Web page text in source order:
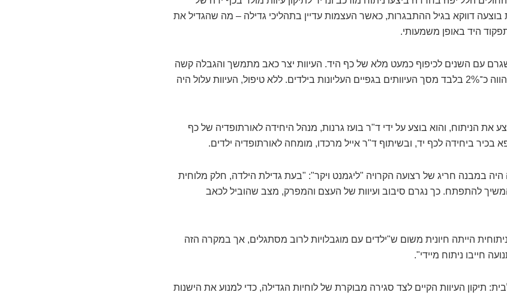
בוצעה דווקא בגיל ההתבגרות, כאשר העצמות עדיין בתהליכי גדילה – מה שהגדיל את
היד באופן משמעותי.
עם השנים לכיפוף כמעט מלא של כף היד. העיוות יצר כאב מתמשך והגבלה קשה
בתנועה, והוא נחשב נדיר ומהווה כ־2% בלבד מסך העיוותים בגפיים העליונות בילדים. ללא טיפול, העיוות עלול היה
את הניתוח, והוא בוצע על ידי ד"ר בועז גרנות, מנהל היחידה לאורתופדיה של כף
בכיר ביחידה לכף יד, ובשיתוף ד"ר אייל מרכדו, מומחה לאורתופדיה ילדים.
במבנה חריג של רצועה הקרויה "ליגמנט ויקר": "בעת גדילת הילדה, חלק מלוחית
להתפתח. כך נגרם סיבוב ועיוות של העצם והמפרק, מצב שהוביל לכאב
הייתה חיונית משום ש"ילדים עם מוגבלויות לרוב מסתגלים, אך במקרה הזה
חייבו ניתוח מיידי".
תיקון העיוות הקיים לצד סגירה מבוקרת של לוחיות הגדילה, כדי למנוע את הישנות